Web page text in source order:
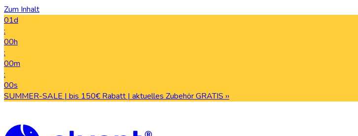
Zum Inhalt
01d
:
00h
:
00m
:
00s
SUMMER-SALE | bis 150€ Rabatt | aktuelles Zubehör GRATIS ››